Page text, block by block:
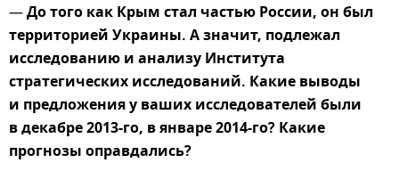
—До того как Крым стал частью России, он был
территорией Украины. А значит, подлежал
исследованию и анализу Института
стратегических исследований. Какие выводы
и предложения у ваших исследователей были
в декабре 2013-го, в январе 2014-го? Какие
прогнозы оправдались?